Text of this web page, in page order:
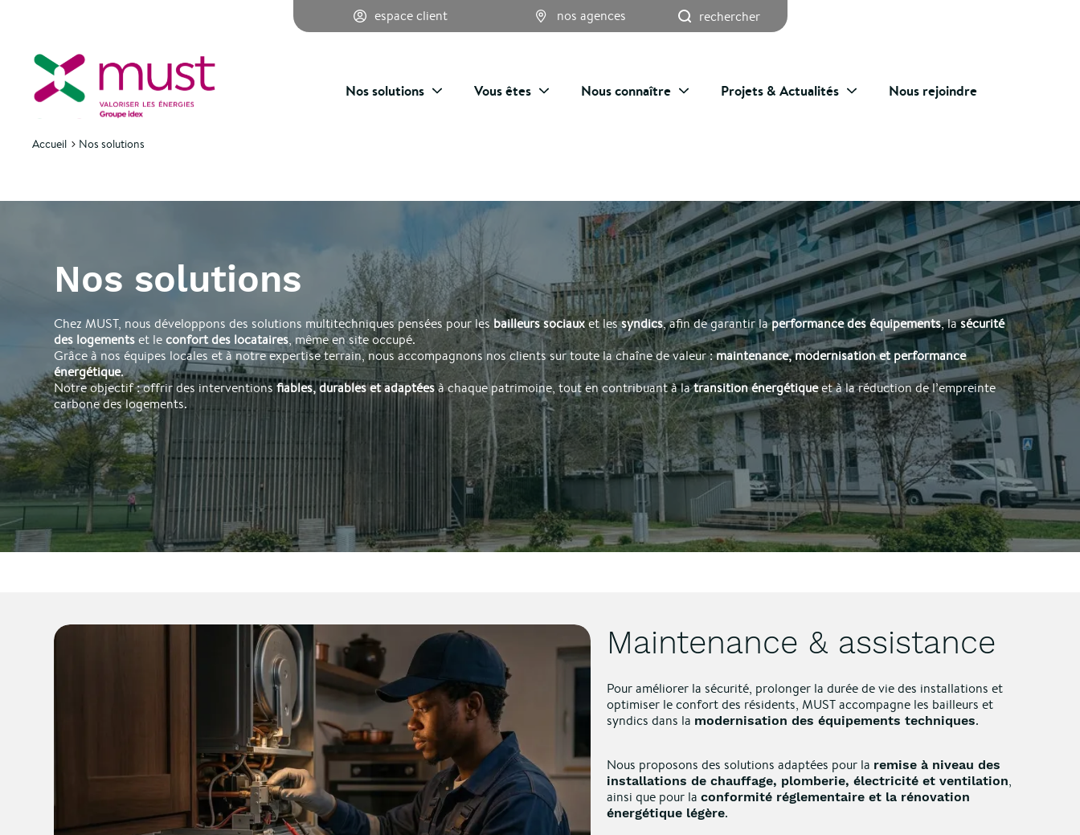
espace client nos agences
Nos solutions Vous êtes Nous connaître Projets & Actualités Nous rejoindre
Accueil Nos solutions
Nos solutions
Chez MUST, nous développons des solutions multitechniques pensées pour lesbailleurs sociauxet lessyndics, afin de garantir laperformance des équipements, lasécurité
des logementset leconfort des locataires, même en site occupé.
Grâce à nos équipes locales et à notre expertise terrain, nous accompagnons nos clients sur toute la chaîne de valeur :maintenance, modernisation et performance
énergétique.
Notre objectif : offrir des interventionsfiables, durables et adaptéesà chaque patrimoine, tout en contribuant à latransition énergétiqueet à la réduction de l’empreinte
carbone des logements.
Maintenance & assistance
Pour améliorer la sécurité, prolonger la durée de vie des installations et
optimiser le confort des résidents, MUST accompagne les bailleurs et
syndics dans la modernisation des équipements techniques.
Nous proposons des solutions adaptées pour la remise à niveau des
installations de chauffage, plomberie, électricité et ventilation,
ainsi que pour la conformité réglementaire et la rénovation
énergétique légère.